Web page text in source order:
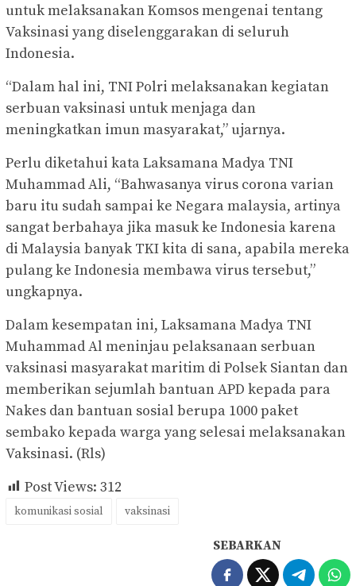
untuk melaksanakan Komsos mengenai tentang
Vaksinasi yang diselenggarakan di seluruh
Indonesia.
“Dalam hal ini, TNI Polri melaksanakan kegiatan
serbuan vaksinasi untuk menjaga dan
meningkatkan imun masyarakat,” ujarnya.
Perlu diketahui kata Laksamana Madya TNI
Muhammad Ali, “Bahwasanya virus corona varian
baru itu sudah sampai ke Negara malaysia, artinya
sangat berbahaya jika masuk ke Indonesia karena
di Malaysia banyak TKI kita di sana, apabila mereka
pulang ke Indonesia membawa virus tersebut,”
ungkapnya.
Dalam kesempatan ini, Laksamana Madya TNI
Muhammad Al meninjau pelaksanaan serbuan
vaksinasi masyarakat maritim di Polsek Siantan dan
memberikan sejumlah bantuan APD kepada para
Nakes dan bantuan sosial berupa 1000 paket
sembako kepada warga yang selesai melaksanakan
Vaksinasi. (Rls)
Post Views: 312
komunikasi sosial vaksinasi
SEBARKAN